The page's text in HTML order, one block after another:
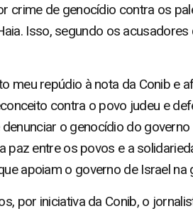
crime de genocídio contra os
Isso, segundo os acusadores
meu repúdio à nota da Conib e
contra o povo judeu e
o genocídio do
entre os povos e a
apoiam o governo de Israel na
por iniciativa da Conib, o